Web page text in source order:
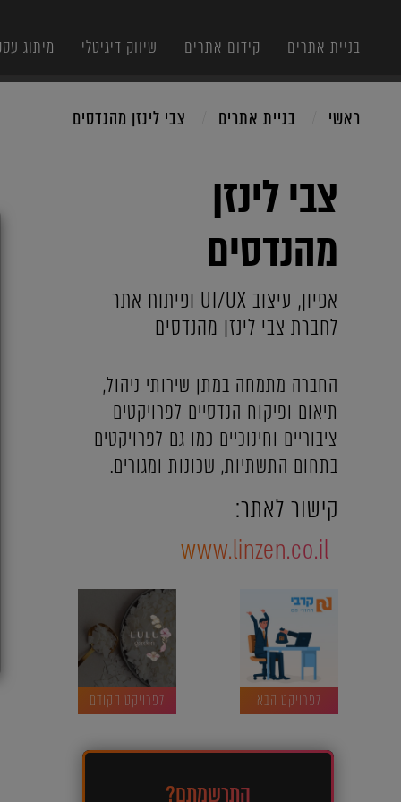
בניית אתרים קידום אתרים שיווק דיגיטלי מיתוג
ראשי בניית אתרים צבי לינזן מהנדסים
צבי לינזן
מהנדסים
אפיון, עיצוב UI/UX ופיתוח אתר
לחברת צבי לינזן מהנדסים
החברה מתמחה במתן שירותי ניהול,
תיאום ופיקוח הנדסיים לפרויקטים
ציבוריים וחינוכיים כמו גם לפרויקטים
בתחום התשתיות, שכונות ומגורים.
קישור לאתר:
www.linzen.co.il
לפרויקט הבא לפרויקט הקודם
התרשמתם?